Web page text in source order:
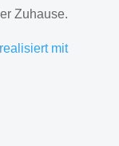
Zuhause.
mit